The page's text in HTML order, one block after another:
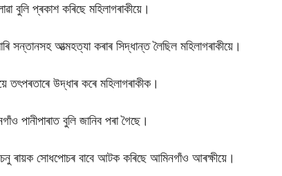
বুলি প্ৰকাশ কৰিছে মহিলাগৰাকীয়ে।
সন্তানসহ আত্মহত্যা কৰাৰ সিদ্ধান্ত লৈছিল মহিলাগৰাকীয়ে।
তৎপৰতাৰে উদ্ধাৰ কৰে মহিলাগৰাকীক।
পানীপাৰাত বুলি জানিব পৰা গৈছে।
ৰায়ক সোধপোচৰ বাবে আটক কৰিছে আমিনগাঁও আৰক্ষীয়ে।